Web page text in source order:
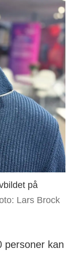
på
Lars Brock
personer kan